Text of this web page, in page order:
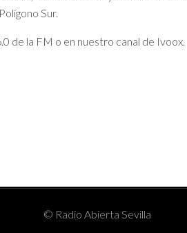
Sur.
de la FM o en nuestro canal de Ivoox.
© Radio Abierta Sevilla